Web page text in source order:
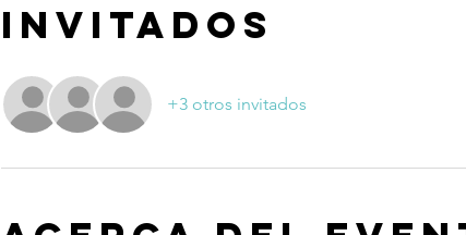
Invitados
+3 otros invitados